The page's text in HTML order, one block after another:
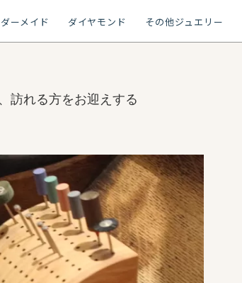
ーメイド ダイヤモンド その他ジュエリー
訪れる方をお迎えする